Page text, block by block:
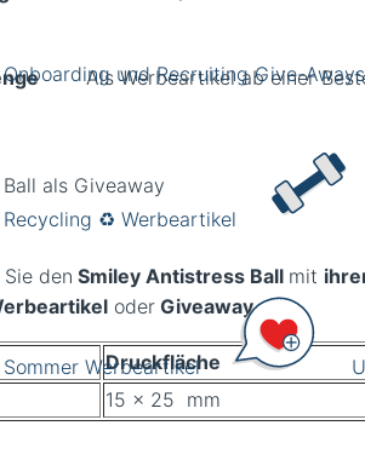
Onboarding und Recruiting Give-Aways
Recycling ♻️ Werbeartikel
Sommer Werbeartikel
Als Werbeartikel ab einer
als Giveaway
den Smiley Antistress Ball mit
oder Giveaway.
Druckfläche
15 x 25 mm